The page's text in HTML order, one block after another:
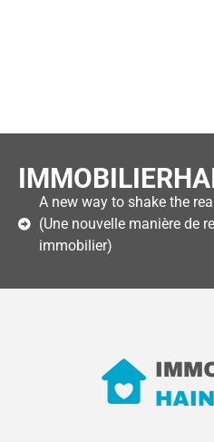
A new way to shake the
(Une nouvelle manière de
immobilier)